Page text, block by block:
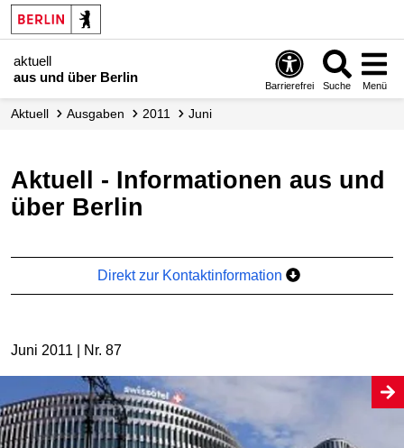
aktuell
aus und über Berlin
Barrierefrei Suche Menü
aktuell Ausgaben 2011 Juni
aktuell - Informationen aus und
über Berlin
Direkt zur Kontaktinformation
Juni 2011 | Nr. 87